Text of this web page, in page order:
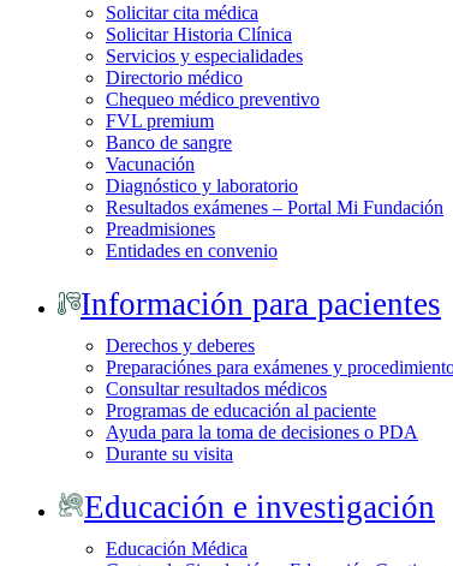
Solicitar cita médica
Solicitar Historia Clínica
Servicios y especialidades
Directorio médico
Chequeo médico preventivo
FVL premium
Banco de sangre
Vacunación
Diagnóstico y laboratorio
Resultados exámenes – Portal Mi Fundación
Preadmisiones
Entidades en convenio
Información para pacientes
Derechos y deberes
Preparaciónes para exámenes y
Consultar resultados médicos
Programas de educación al paciente
Ayuda para la toma de decisiones o PDA
Durante su visita
Educación e investigación
Educación Médica